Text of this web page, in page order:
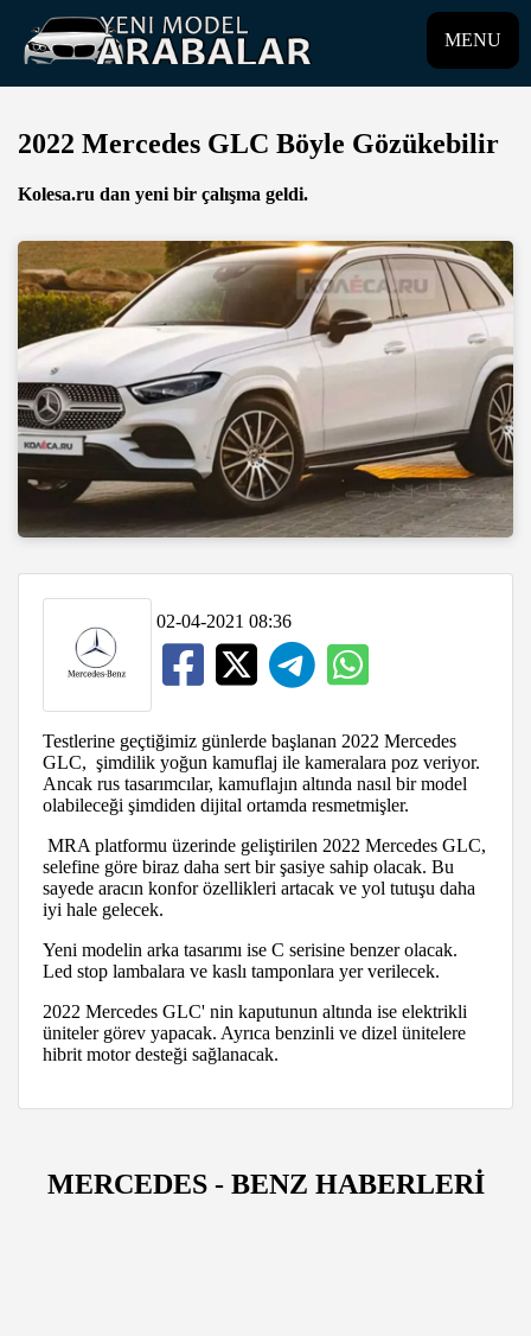
MENU
2022 Mercedes GLC Böyle Gözükebilir
Kolesa.ru dan yeni bir çalışma geldi.
02-04-2021 08:36
Testlerine geçtiğimiz günlerde başlanan 2022 Mercedes
GLC, şimdilik yoğun kamuflaj ile kameralara poz veriyor.
Ancak rus tasarımcılar, kamuflajın altında nasıl bir model
olabileceği şimdiden dijital ortamda resmetmişler.
MRA platformu üzerinde geliştirilen 2022 Mercedes GLC,
selefine göre biraz daha sert bir şasiye sahip olacak. Bu
sayede aracın konfor özellikleri artacak ve yol tutuşu daha
iyi hale gelecek.
Yeni modelin arka tasarımı ise C serisine benzer olacak.
Led stop lambalara ve kaslı tamponlara yer verilecek.
2022 Mercedes GLC' nin kaputunun altında ise elektrikli
üniteler görev yapacak. Ayrıca benzinli ve dizel ünitelere
hibrit motor desteği sağlanacak.
MERCEDES - BENZ HABERLERİ